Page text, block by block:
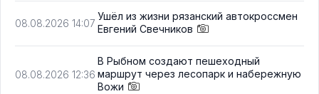
08.08.2026 14:07
Ушёл из жизни рязанский автокроссмен
Евгений Свечников
08.08.2026 12:36
В Рыбном создают пешеходный
маршрут через лесопарк и набережную
Вожи